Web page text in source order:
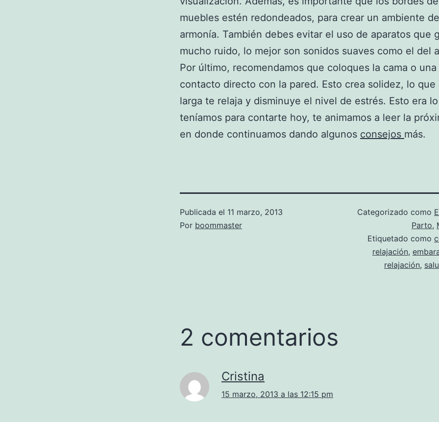
muebles estén redondeados, para crear un ambiente de
armonía. También debes evitar el uso de aparatos que
mucho ruido, lo mejor son sonidos suaves como el del
Por último, recomendamos que coloques la cama o una
contacto directo con la pared. Esto crea solidez, lo que
larga te relaja y disminuye el nivel de estrés. Esto era
teníamos para contarte hoy, te animamos a leer la
en donde continuamos dando algunos consejos más.
Publicada el 11 marzo, 2013
Por boommaster
Categorizado como
Parto,
Etiquetado como
relajación,
relajación,
2 comentarios
Cristina
15 marzo, 2013 a las 12:15 pm